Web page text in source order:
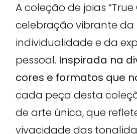
A coleção de joias
celebração vibrante da
individualidade e da
pessoal. Inspirada na
cores e formatos que
cada peça desta
de arte única, que
vivacidade das